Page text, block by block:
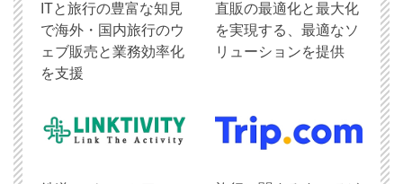
ITと旅行の豊富な知見
で海外・国内旅行のウ
ェブ販売と業務効率化
を支援
直販の最適化と最大化
を実現する、最適なソ
リューションを提供